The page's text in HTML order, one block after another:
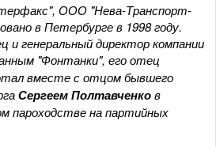
ООО "Нева-Транспорт-
в Петербурге в 1998 году.
и генеральный директор компании
"Фонтанки", его отец
вместе с отцом бывшего
Сергеем Полтавченков
пароходстве на партийных